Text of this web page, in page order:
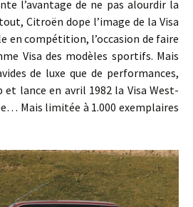
l’avantage de ne pas alourdir la
Citroën dope l’image de la Visa
en compétition, l’occasion de faire
Visa des modèles sportifs. Mais
de luxe que de performances,
lance en avril 1982 la Visa West-
Mais limitée à 1.000 exemplaires